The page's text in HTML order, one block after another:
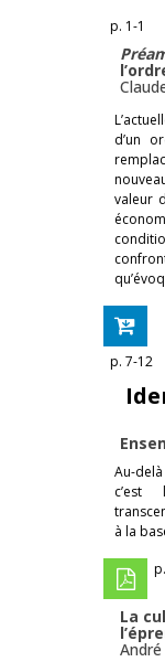
p. 1-1
d’un
valeur
p. 7-12
Au-
c’est
à la
La